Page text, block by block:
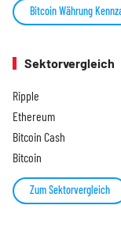
Bitcoin Währung
Sektorvergleich
Ripple
Ethereum
Bitcoin Cash
Bitcoin
Zum Sektorvergleich